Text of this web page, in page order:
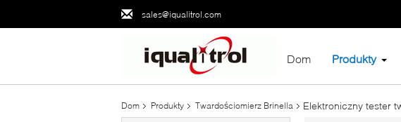
sales@iqualitrol.com
Dom Produkty
Dom Produkty Twardościomierz Brinella Elektroniczny tester